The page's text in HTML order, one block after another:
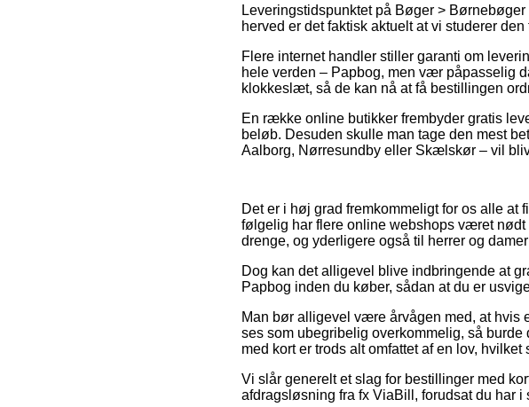
Leveringstidspunktet på Bøger >
herved er det faktisk aktuelt at vi studerer
Flere internet handler stiller garanti om
hele verden – Papbog, men vær påpasselig
klokkeslæt, så de kan nå at få bestillingen
En række online butikker frembyder gratis
beløb. Desuden skulle man tage den mest
Aalborg, Nørresundby eller Skælskør – vil
Det er i høj grad fremkommeligt for os alle at
følgelig har flere online webshops været
drenge, og yderligere også til herrer og
Dog kan det alligevel blive indbringende at
Papbog inden du køber, sådan at du er
Man bør alligevel være årvågen med, at hvis
ses som ubegribelig overkommelig, så
med kort er trods alt omfattet af en lov,
Vi slår generelt et slag for bestillinger med
afdragsløsning fra fx ViaBill, forudsat du har